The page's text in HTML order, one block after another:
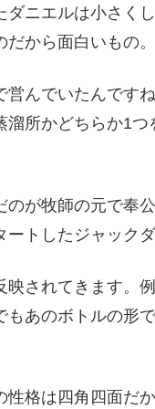
ニエルは小さく
から面白いもの。
んでいたんです
所かどちらか1
が牧師の元で奉
トしたジャックダ
されてきます。
あのボトルの形
格は四角四面だ